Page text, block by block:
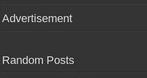
Advertisement
Random Posts